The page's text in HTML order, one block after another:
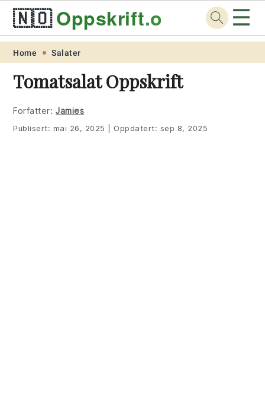
Skip
primary
navigation
Skip
main
content
Skip
primary
sidebar
Skip
footer
🇳🇴Oppskrift.org ☰
Home Salater
Tomatsalat Oppskrift
Forfatter: Jamies
Publisert: mai 26, 2025 Oppdatert: sep 8, 2025